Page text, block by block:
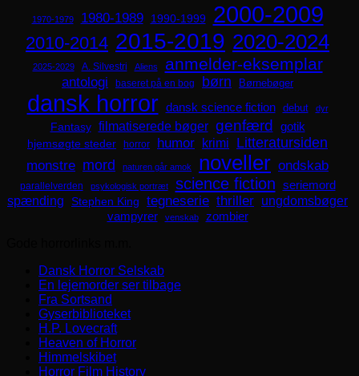
1970-1979 1980-1989 1990-1999 2000-2009
2010-2014 2015-2019 2020-2024
2025-2029 A. Silvestri Aliens anmelder-eksemplar
antologi baseret på en bog børn Børnebøger
dansk horror dansk science fiction debut dyr
Fantasy filmatiserede bøger genfærd
gotik
hjemsøgte steder
horror humor krimi Litteratursiden
monstre mord naturen går amok noveller ondskab
parallelverden psykologisk portræt science fiction seriemord
spænding Stephen King tegneserie thriller ungdomsbøger
vampyrer venskab
zombier
Dansk Horror Selskab
En lejemorder ser tilbage
Fra Sortsand
Gyserbiblioteket
H.P. Lovecraft
Heaven of Horror
Himmelskibet
Horror Film History